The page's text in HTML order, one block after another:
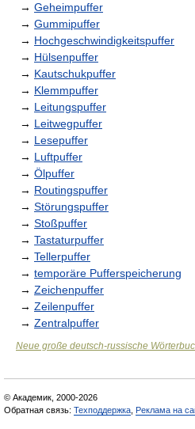
→ Geheimpuffer
→ Gummipuffer
→ Hochgeschwindigkeitspuffer
→ Hülsenpuffer
→ Kautschukpuffer
→ Klemmpuffer
→ Leitungspuffer
→ Leitwegpuffer
→ Lesepuffer
→ Luftpuffer
→ Ölpuffer
→ Routingspuffer
→ Störungspuffer
→ Stoßpuffer
→ Tastaturpuffer
→ Tellerpuffer
→ temporäre Pufferspeicherung
→ Zeichenpuffer
→ Zeilenpuffer
→ Zentralpuffer
Neue große deutsch-russische
© Академик, 2000-2026
Обратная связь: Техподдержка Реклама на